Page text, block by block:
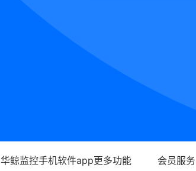
华鲸监控手机软件app更多功能 会员服务